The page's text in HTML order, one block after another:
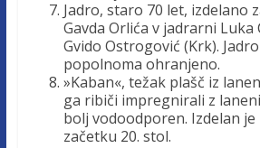
Jadro, staro 70 let, izdelano
Gavda Orlića v jadrarni
Gvido Ostrogović (Krk).
popolnoma ohranjeno.
»Kaban«, težak plašč iz
ga ribiči impregnirali z
bolj vodoodporen. Izdelan je
začetku 20. stol.